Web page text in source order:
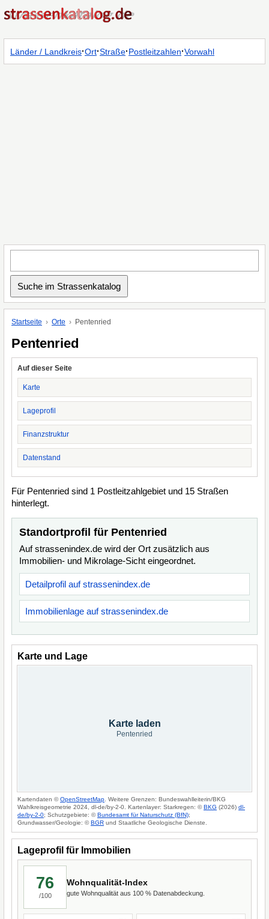
Länder / Landkreis·Ort·Straße·Postleitzahlen·Vorwahl
Startseite Orte Pentenried
Pentenried
Auf dieser Seite
Karte
Lageprofil
Finanzstruktur
Datenstand
Für Pentenried sind 1 Postleitzahlgebiet und 15 Straßen
hinterlegt.
Standortprofil für Pentenried
Auf strassenindex.de wird der Ort zusätzlich aus
Immobilien- und Mikrolage-Sicht eingeordnet.
Detailprofil auf strassenindex.de
Immobilienlage auf strassenindex.de
Karte und Lage
Karte laden
Pentenried
Kartendaten ©OpenStreetMap . Weitere Grenzen: Bundeswahlleiterin/BKG
Wahlkreisgeometrie 2024, dl-de/by-2-0. Kartenlayer: Starkregen: ©BKG (2026) dl-
de/by-2-0; Schutzgebiete: ©Bundesamt für Naturschutz (BfN);
Grundwasser/Geologie: ©BGR und Staatliche Geologische Dienste.
Lageprofil für Immobilien
76
/100
Wohnqualität-Index
gute Wohnqualität aus 100 % Datenabdeckung.